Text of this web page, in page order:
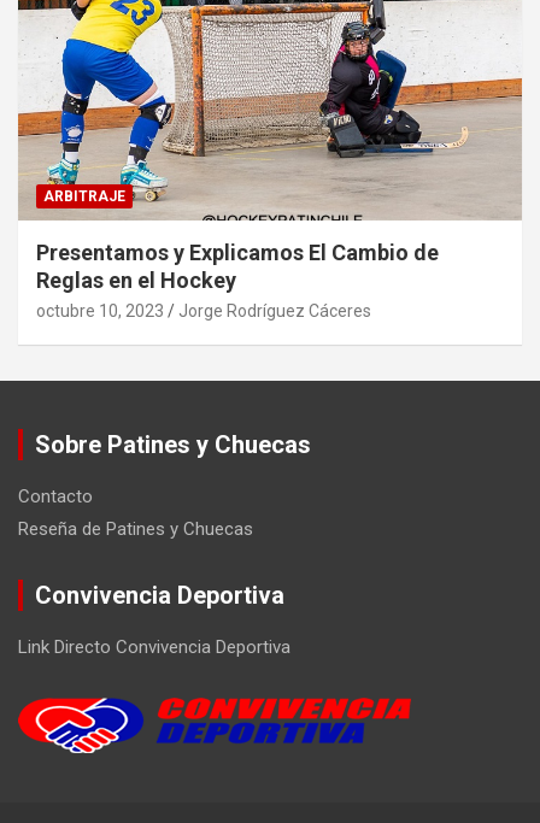
ARBITRAJE
Presentamos y Explicamos El Cambio de
Reglas en el Hockey
octubre 10, 2023 Jorge Rodríguez Cáceres
Sobre Patines y Chuecas
Contacto
Reseña de Patines y Chuecas
Convivencia Deportiva
Link Directo Convivencia Deportiva